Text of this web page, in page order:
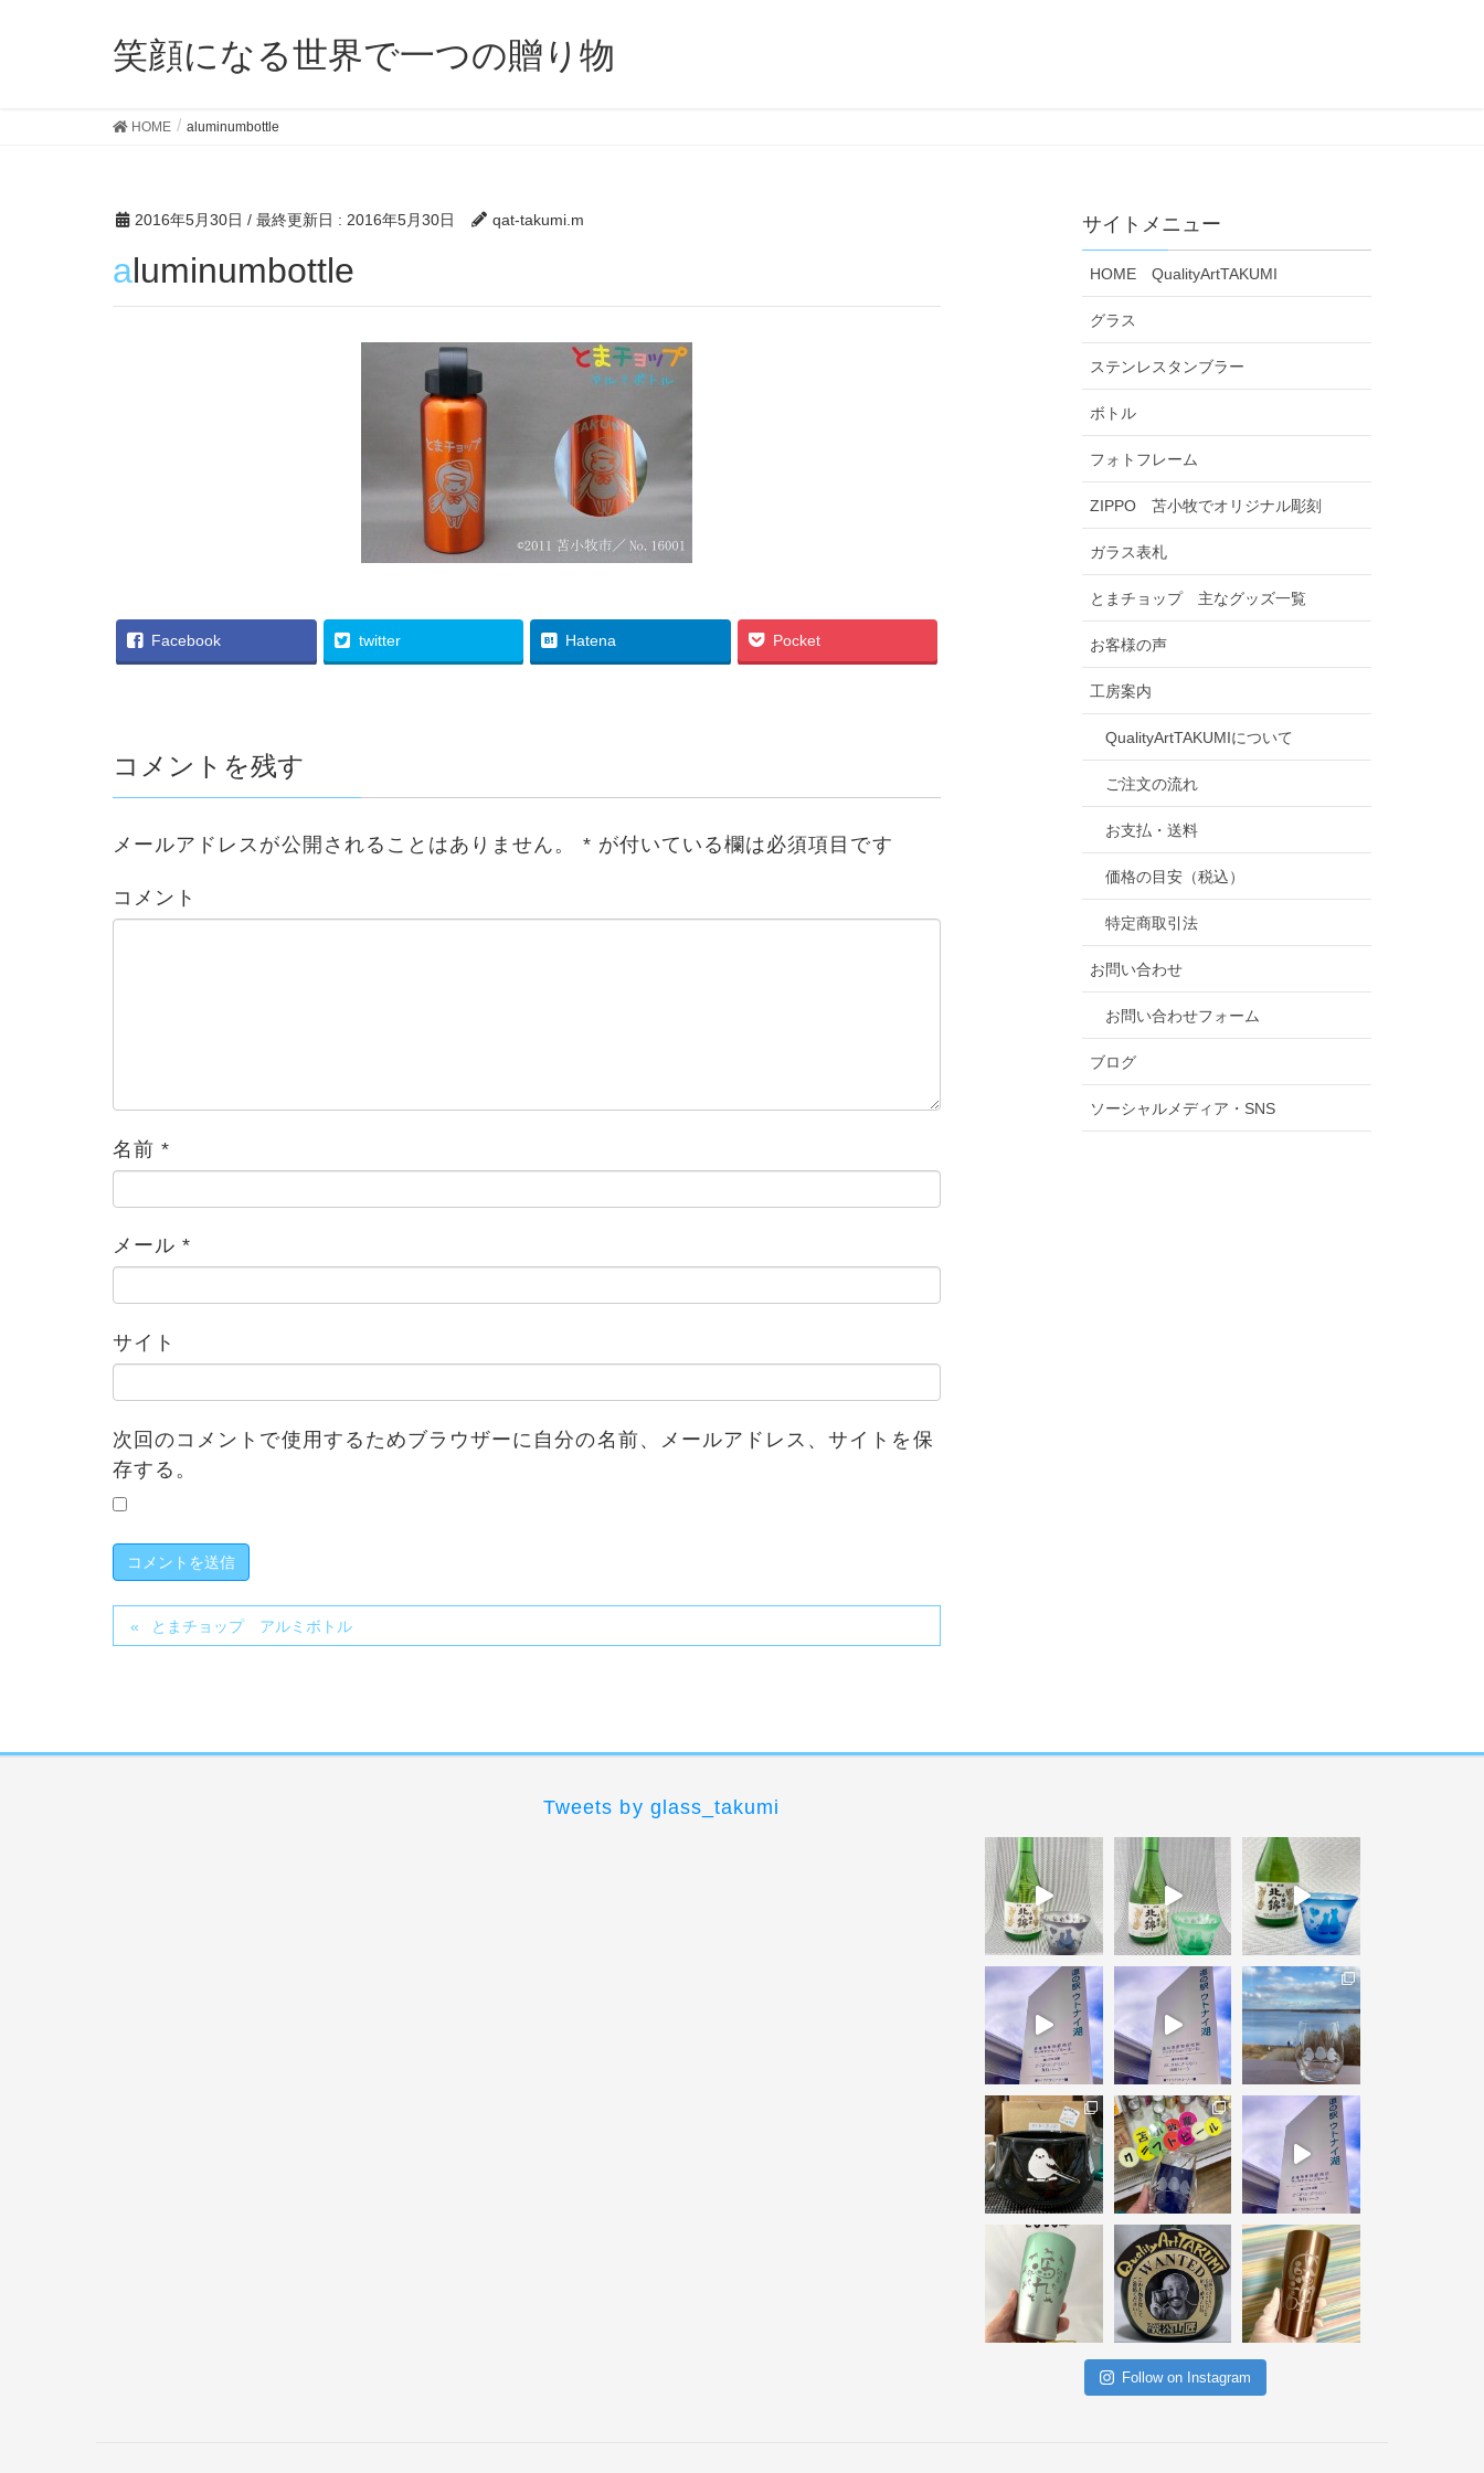
笑顔になる世界で一つの贈り物
HOME aluminumbottle
2016年5月30日 / 最終更新日 : 2016年5月30日 qat-takumi.m
aluminumbottle
Facebook twitter Hatena Pocket
コメントを残す
メールアドレスが公開されることはありません。 * が付いている欄は必須項目です
コメント
名前*
メール*
サイト
次回のコメントで使用するためブラウザーに自分の名前、メールアドレス、サイトを保
存する。
とまチョップ アルミボトル
サイトメニュー
HOME QualityArtTAKUMI
グラス
ステンレスタンブラー
ボトル
フォトフレーム
ZIPPO 苫小牧でオリジナル彫刻
ガラス表札
とまチョップ 主なグッズ一覧
お客様の声
工房案内
QualityArtTAKUMIについて
ご注文の流れ
お支払・送料
価格の目安（税込）
特定商取引法
お問い合わせ
お問い合わせフォーム
ブログ
ソーシャルメディア・SNS
Tweets by glass_takumi
Follow on Instagram